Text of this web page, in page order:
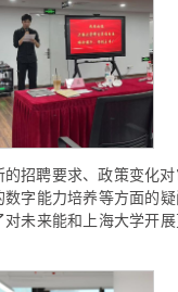
招聘要求、政策变化
字能力培养等方面的疑
未来能和上海大学开展